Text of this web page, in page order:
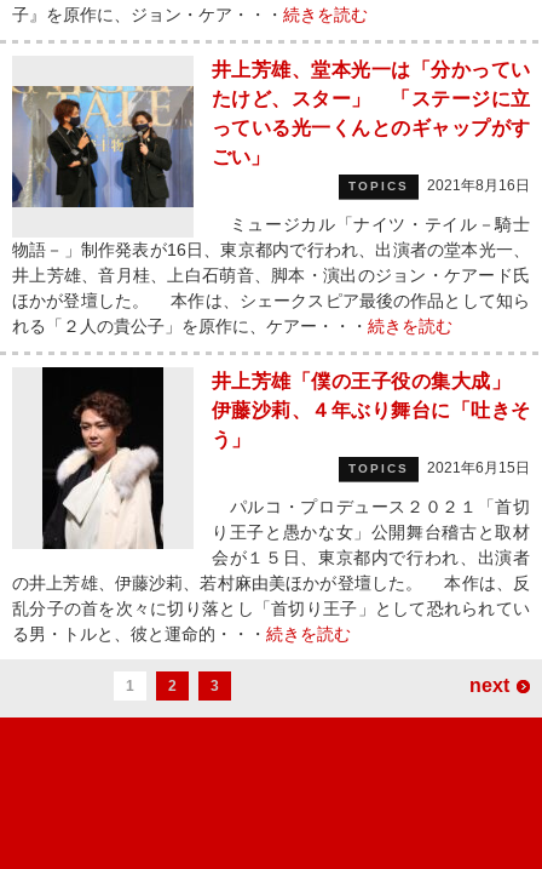
子』を原作に、ジョン・ケア・・・ 続きを読む
井上芳雄、堂本光一は「分かってい
たけど、スター」 「ステージに立
っている光一くんとのギャップがす
ごい」
TOPICS 2021年8月16日
ミュージカル「ナイツ・テイル－騎士
物語－」制作発表が16日、東京都内で行われ、出演者の堂本光一、
井上芳雄、音月桂、上白石萌音、脚本・演出のジョン・ケアード氏
ほかが登壇した。 本作は、シェークスピア最後の作品として知ら
れる「２人の貴公子」を原作に、ケアー・・・ 続きを読む
井上芳雄「僕の王子役の集大成」
伊藤沙莉、４年ぶり舞台に「吐きそ
う」
TOPICS 2021年6月15日
パルコ・プロデュース２０２１「首切
り王子と愚かな女」公開舞台稽古と取材
会が１５日、東京都内で行われ、出演者
の井上芳雄、伊藤沙莉、若村麻由美ほかが登壇した。 本作は、反
乱分子の首を次々に切り落とし「首切り王子」として恐れられてい
る男・トルと、彼と運命的・・・ 続きを読む
1 2 3 next